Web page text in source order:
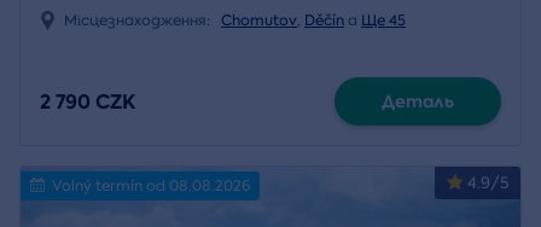
Місцезнаходження: Chomutov, Děčín a Ще 45
2 790 CZK Деталь
4.9/5
Volný termín od 08.08.2026